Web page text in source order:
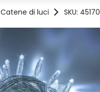
Catene di luci SKU: 45170